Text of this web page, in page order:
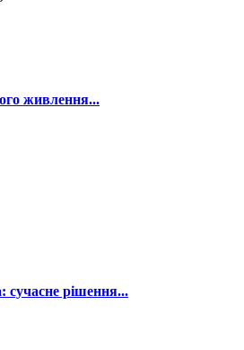
живлення...
сучасне рішення...